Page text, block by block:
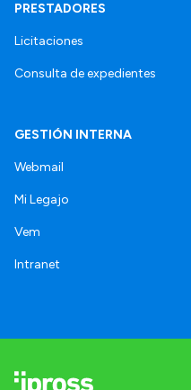
PRESTADORES
Licitaciones
Consulta de expedientes
GESTIÓN INTERNA
Webmail
Mi Legajo
Vem
Intranet